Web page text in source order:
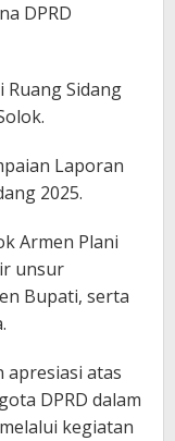
DPRD
Ruang Sidang
Laporan
2025.
Armen Plani
unsur
Bupati, serta
apresiasi atas
DPRD dalam
kegiatan